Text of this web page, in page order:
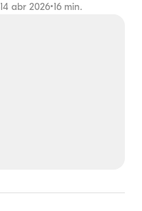
14 abr 2026•16 min.